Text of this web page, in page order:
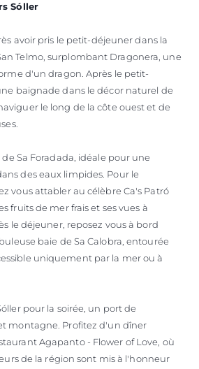
Sóller
avoir pris le petit-déjeuner dans la
Telmo, surplombant Dragonera, une
d'un dragon. Après le petit-
baignade dans le décor naturel de
le long de la côte ouest et de
Sa Foradada, idéale pour une
des eaux limpides. Pour le
vous attabler au célèbre Ca's Patró
fruits de mer frais et ses vues à
le déjeuner, reposez vous à bord
baie de Sa Calobra, entourée
uniquement par la mer ou à
pour la soirée, un port de
montagne. Profitez d'un dîner
Agapanto - Flower of Love, où
de la région sont mis à l'honneur